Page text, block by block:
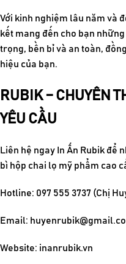
Với kinh nghiệm lâu năm và
kết mang đến cho bạn
trọng, bền bỉ và an toàn,
hiệu của bạn.
RUBIK – CHUYÊN
YÊU CẦU
Liên hệ ngay In Ấn Rubik để
bì hộp chai lọ mỹ phẩm cao
Hotline: 097 555 3737 (Chị
Email:
Website: inanrubik.vn